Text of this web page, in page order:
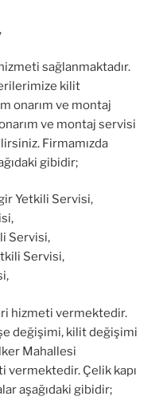
sağlanmaktadır.
kilit
onarım ve montaj
ve montaj servisi
Firmamızda
gibidir;
Yetkili Servisi,
Servisi,
Servisi,
hizmeti vermektedir.
değişimi, kilit değişimi
Mahallesi
vermektedir. Çelik kapı
aşağıdaki gibidir;